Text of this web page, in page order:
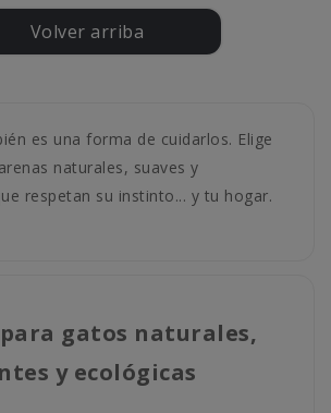
Volver arriba
es una forma de cuidarlos. Elige
naturales, suaves y
respetan su instinto... y tu hogar.
gatos naturales,
y ecológicas